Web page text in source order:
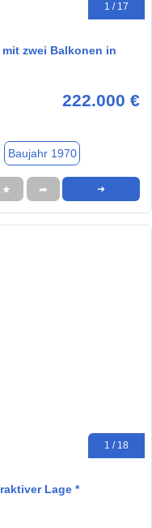
1 / 17
zwei Balkonen in
222.000 €
Baujahr 1970
★ ➦ ➜
1 / 18
Lage *